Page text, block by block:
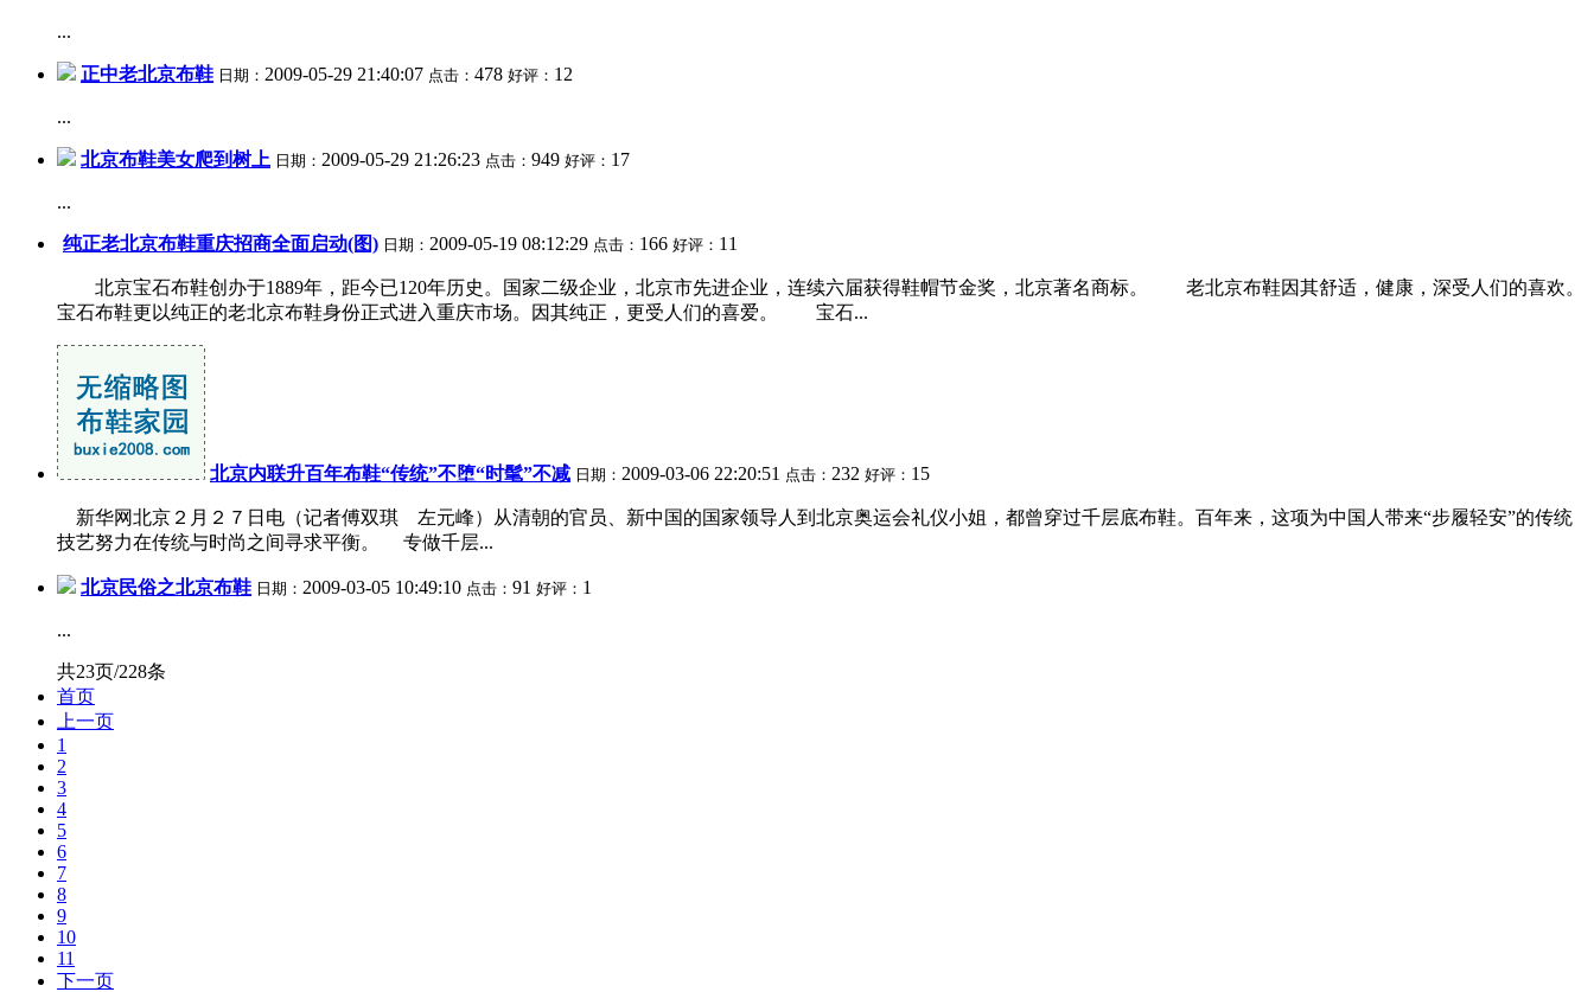
...
正中老北京布鞋 日期： 2009-05-29 21:40:07 点击： 478 好评： 12
...
北京布鞋美女爬到树上 日期： 2009-05-29 21:26:23 点击： 949 好评： 17
...
纯正老北京布鞋重庆招商全面启动(图) 日期： 2009-05-19 08:12:29 点击： 166 好评： 11
北京宝石布鞋创办于1889年，距今已120年历史。国家二级企业，北京市先进企业，连续六届获得鞋帽节金奖，北京著名商标。 老北京布鞋因其舒适，健康，深受人们的喜欢。
宝石布鞋更以纯正的老北京布鞋身份正式进入重庆市场。因其纯正，更受人们的喜爱。 宝石...
北京内联升百年布鞋“传统”不堕“时髦”不减 日期： 2009-03-06 22:20:51 点击： 232 好评： 15
新华网北京２月２７日电（记者傅双琪 左元峰）从清朝的官员、新中国的国家领导人到北京奥运会礼仪小姐，都曾穿过千层底布鞋。百年来，这项为中国人带来“步履轻安”的传统
技艺努力在传统与时尚之间寻求平衡。 专做千层...
北京民俗之北京布鞋 日期： 2009-03-05 10:49:10 点击： 91 好评： 1
...
共23页/228条
首页
上一页
1
2
3
4
5
6
7
8
9
10
11
下一页